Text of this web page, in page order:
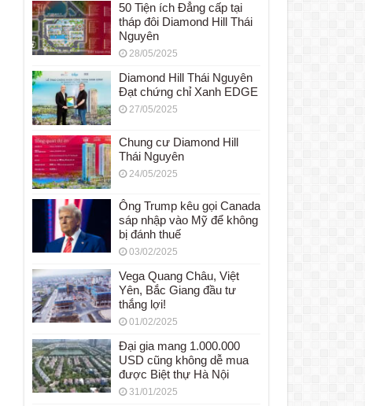
50 Tiện ích Đẳng cấp tại
tháp đôi Diamond Hill Thái
Nguyên
28/05/2025
Diamond Hill Thái Nguyên
Đạt chứng chỉ Xanh EDGE
27/05/2025
Chung cư Diamond Hill
Thái Nguyên
24/05/2025
Ông Trump kêu gọi Canada
sáp nhập vào Mỹ để không
bị đánh thuế
03/02/2025
Vega Quang Châu, Việt
Yên, Bắc Giang đầu tư
thắng lợi!
01/02/2025
Đại gia mang 1.000.000
USD cũng không dễ mua
được Biệt thự Hà Nội
31/01/2025